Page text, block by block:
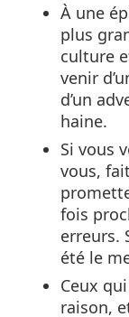
À une
plus
culture
venir
d’un
haine.
Si vous
vous,
fois
erreurs.
été le
Ceux
raison,